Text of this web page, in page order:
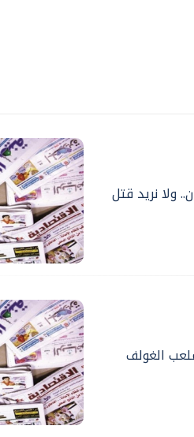
ولا نريد قتل
الغولف